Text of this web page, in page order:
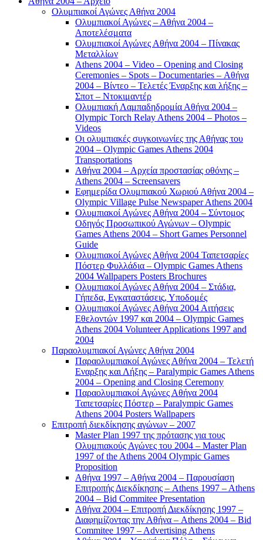
Ολυμπιακοί Αγώνες Αθήνα 2004
Ολυμπιακοί Αγώνες – Αθήνα 2004 –
Αποτελέσματα
Ολυμπιακοί Αγώνες Αθήνα 2004 – Πίνακας
Μεταλλίων
Athens 2004 – Video – Opening and Closing
Ceremonies – Spots – Documentaries – Αθήνα
2004 – Βίντεο – Τελετές Έναρξης και λήξης –
Σποτ – Ντοκιμαντέρ
Ολυμπιακή Λαμπαδηδρομία Αθήνα 2004 –
Olympic Torch Relay Athens 2004 – Photos –
Videos
Οι ολυμπιακές συγκοινωνίες της Αθήνας του
2004 – Olympic Games Athens 2004
Transportations
Αθήνα 2004 – Αρχεία προστασίας οθόνης –
Athens 2004 – Screensavers
Εφημερίδα Ολυμπιακού Χωριού Αθήνα 2004 –
Olympic Village Pulse Newspaper Athens 2004
Ολυμπιακοί Αγώνες Αθήνα 2004 – Σύντομος
Οδηγός Προσωπικού Αγώνων – Olympic
Games Athens 2004 – Short Games Personnel
Guide
Ολυμπιακοί Αγώνες Αθήνα 2004 Ταπετσαρίες
Πόστερ Φυλλάδια – Olympic Games Athens
2004 Wallpapers Posters Brochures
Ολυμπιακοί Αγώνες Αθήνα 2004 – Στάδια,
Γήπεδα, Εγκαταστάσεις, Υποδομές
Ολυμπιακοί Αγώνες Αθήνα 2004 Αιτήσεις
Εθελοντών 1997 και 2004 – Olympic Games
Athens 2004 Volunteer Applications 1997 and
2004
Παραολυμπιακοί Αγώνες Αθήνα 2004
Παραολυμπιακοί Αγώνες Αθήνα 2004 – Τελετή
Εναρξης και Λήξης – Paralympic Games Athens
2004 – Opening and Closing Ceremony
Παραολυμπιακοί Αγώνες Αθήνα 2004
Ταπετσαρίες Πόστερ – Paralympic Games
Athens 2004 Posters Wallpapers
Επιτροπή διεκδίκησης αγώνων – 2007
Master Plan 1997 της πρότασης για τους
Ολυμπιακούς Αγώνες του 2004 – Master Plan
1997 of the Athens 2004 Olympic Games
Proposition
Αθήνα 1997 – Αθήνα 2004 – Παρουσίαση
Επιτροπής Διεκδίκησης – Athens 1997 – Athens
2004 – Bid Commitee Presentation
Αθήνα 2004 – Επιτροπή Διεκδίκησης 1997 –
Διαφημίζοντας την Αθήνα – Athens 2004 – Bid
Commitee 1997 – Advertising Athens